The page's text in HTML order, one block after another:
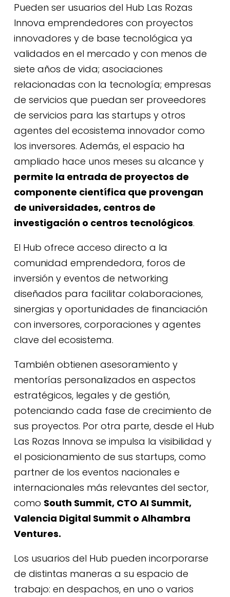
Pueden ser usuarios del Hub Las Rozas
Innova emprendedores con proyectos
innovadores y de base tecnológica ya
validados en el mercado y con menos de
siete años de vida; asociaciones
relacionadas con la tecnología; empresas
de servicios que puedan ser proveedores
de servicios para las startups y otros
agentes del ecosistema innovador como
los inversores. Además, el espacio ha
ampliado hace unos meses su alcance y
permite la entrada de proyectos de
componente científica que provengan
de universidades, centros de
investigación o centros tecnológicos.
El Hub ofrece acceso directo a la
comunidad emprendedora, foros de
inversión y eventos de networking
diseñados para facilitar colaboraciones,
sinergias y oportunidades de financiación
con inversores, corporaciones y agentes
clave del ecosistema.
También obtienen asesoramiento y
mentorías personalizados en aspectos
estratégicos, legales y de gestión,
potenciando cada fase de crecimiento de
sus proyectos. Por otra parte, desde el Hub
Las Rozas Innova se impulsa la visibilidad y
el posicionamiento de sus startups, como
partner de los eventos nacionales e
internacionales más relevantes del sector,
como South Summit, CTO AI Summit,
Valencia Digital Summit o Alhambra
Ventures.
Los usuarios del Hub pueden incorporarse
de distintas maneras a su espacio de
trabajo: en despachos, en uno o varios